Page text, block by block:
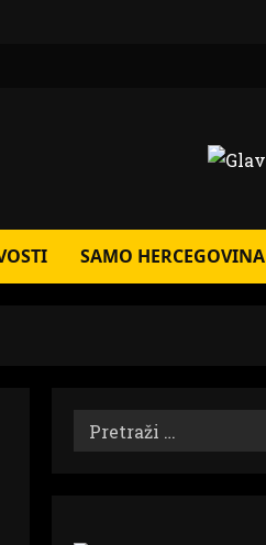
SAMO HERCEGOVINA
Pretraži: